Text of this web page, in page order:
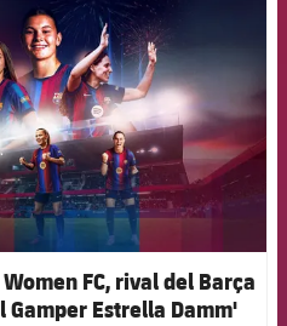
FC, rival del Barça
Gamper Estrella Damm'